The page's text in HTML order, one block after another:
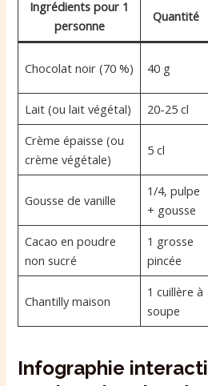
Ingrédients pour 1
personne
Quantité
Chocolat noir (70 %) 40 g
Lait (ou lait végétal)
20-25 cl
Crème épaisse (ou
crème végétale)
5 cl
Gousse de vanille
1/4, pulpe
+ gousse
Cacao en poudre
non sucré
1 grosse
pincée
Chantilly maison
1 cuillère à
soupe
Infographie